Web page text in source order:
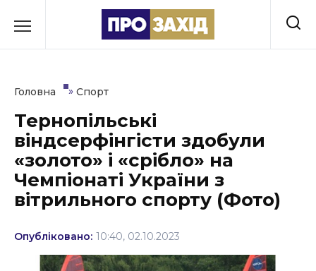
до
Культура
Освіта
Події
Політика
Соціум
Головна » Спорт
Тернопільські
віндсерфінгісти здобули
«золото» і «срібло» на
Чемпіонаті України з
вітрильного спорту (Фото)
Опубліковано: 10:40, 02.10.2023